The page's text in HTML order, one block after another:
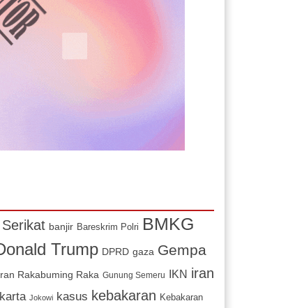
banjir Bareskrim Polri BMKG
Trump DPRD gaza Gempa
Rakabuming Raka Gunung Semeru IKN iran
Jokowi kasus kebakaran Kebakaran